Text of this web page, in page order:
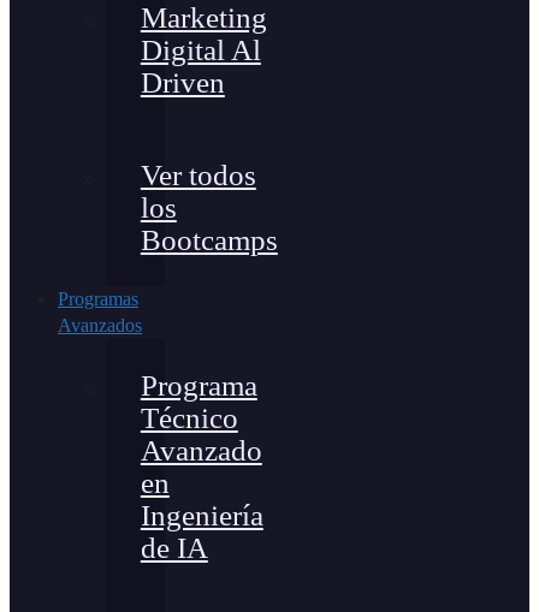
Marketing
Digital Al
Driven
Ver todos
los
Bootcamps
Programas
Avanzados
Programa
Técnico
Avanzado
en
Ingeniería
de IA